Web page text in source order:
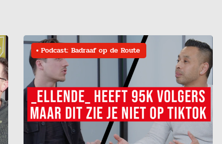
Podcast: Badraaf op de Route